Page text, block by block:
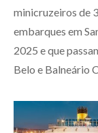
minicruzeiros de
embarques em
2025 e que
Belo e Balneário